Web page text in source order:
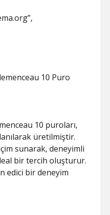
10 Puro
10 puroları,
üretilmiştir.
sunarak, deneyimli
bir tercih oluşturur.
edici bir deneyim